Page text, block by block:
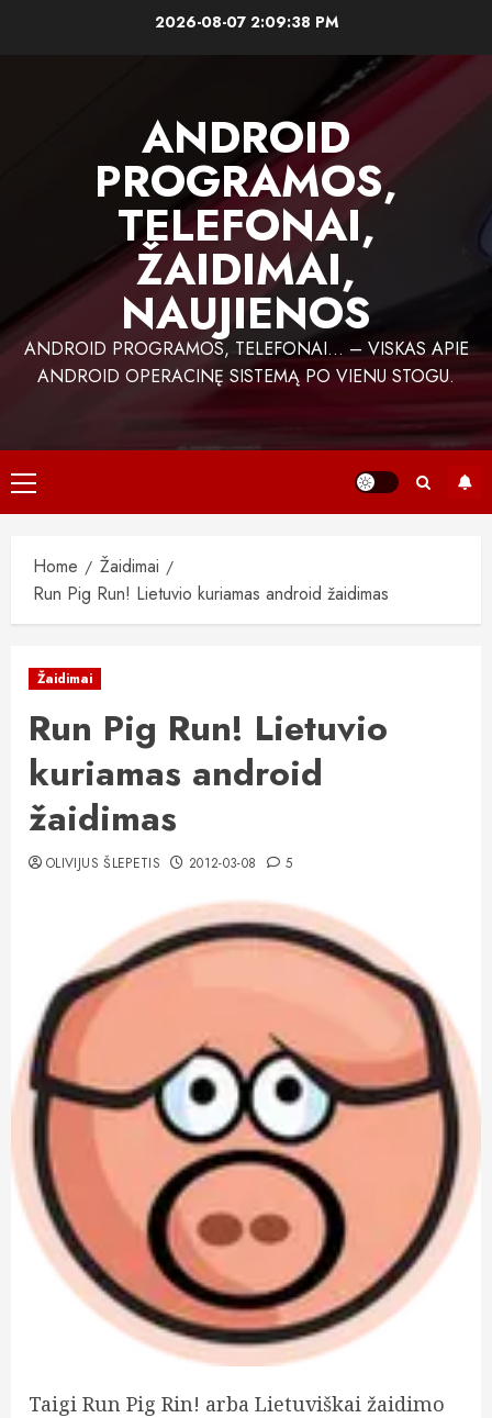
2026-08-07 2:09:39 PM
ANDROID
PROGRAMOS,
TELEFONAI,
ŽAIDIMAI,
NAUJIENOS
ANDROID PROGRAMOS, TELEFONAI… – VISKAS APIE
ANDROID OPERACINĘ SISTEMĄ PO VIENU STOGU.
Primary
Menu
Home
Žaidimai
Run Pig Run! Lietuvio kuriamas android žaidimas
Žaidimai
Run Pig Run! Lietuvio
kuriamas android
žaidimas
OLIVIJUS ŠLEPETIS 2012-03-08 5
Taigi Run Pig Rin! arba Lietuviškai žaidimo